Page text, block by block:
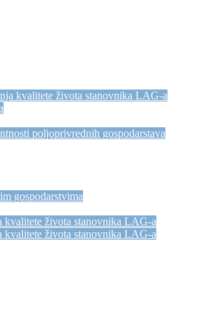
kvalitete života stanovnika LAG-a
poljoprivrednih gospodarstava
gospodarstvima
kvalitete života stanovnika LAG-a
kvalitete života stanovnika LAG-a